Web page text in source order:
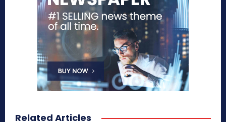
Related Articles